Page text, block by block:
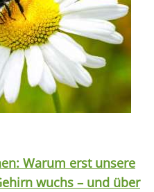
Warum erst unsere
wuchs – und über